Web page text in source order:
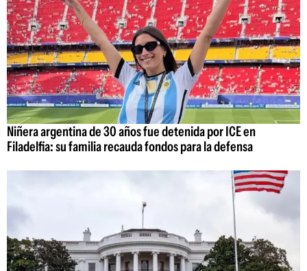
Niñera argentina de 30 años fue detenida por ICE en
Filadelfia: su familia recauda fondos para la defensa